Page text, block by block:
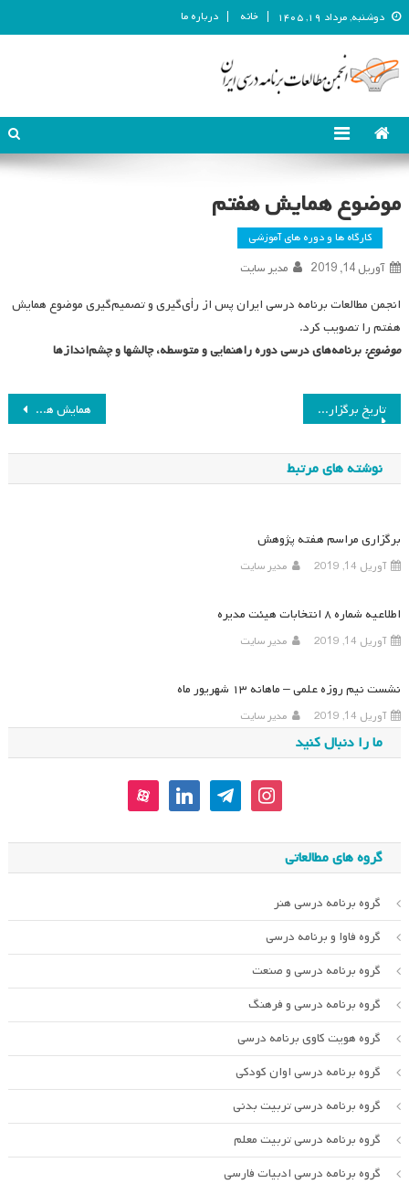
دوشنبه, مرداد ۱۹, ۱۴۰۵ خانه درباره ما
انجمن مطالعات برنامه درسی ایران
موضوع همایش هفتم
کارگاه ها و دوره های آموزشی
آوریل 14, 2019 مدیر سایت
انجمن مطالعات برنامه درسی ایران پس از رأی‌گیری و تصمیم‌گیری موضوع همایش
هفتم را تصویب کرد.
موضوع:برنامه‌های درسی دوره راهنمایی و متوسطه، چالشها و چشم‌اندازها
راهبری
نوشته
همایش هفتم تاریخ برگزاری همایش برنامه‌های درسی دوره متوسطه در افق چشم‌انداز ۲۰ ساله
نوشته های مرتبط
برگزاری مراسم هفته پژوهش
آوریل 14, 2019 مدیر سایت
اطلاعیه شماره ۸ انتخابات هیئت مدیره
آوریل 14, 2019 مدیر سایت
نشست نیم روزه علمی – ماهانه ۱۳ شهریور ماه
آوریل 14, 2019 مدیر سایت
ما را دنبال کنید
instagram
telegram
linkedin
aparat
گروه های مطالعاتی
گروه برنامه درسی هنر
گروه فاوا و برنامه درسی
گروه برنامه درسی و صنعت
گروه برنامه درسی و فرهنگ
گروه هویت کاوی برنامه درسی
گروه برنامه درسی اوان کودکی
گروه برنامه درسی تربیت بدنی
گروه برنامه درسی تربیت معلم
گروه برنامه درسی ادبیات فارسی